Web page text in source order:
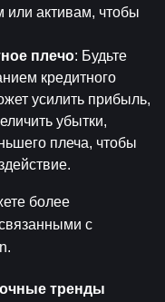
активам, чтобы
плечо: Будьте
кредитного
усилить прибыль,
убытки,
плеча, чтобы
более
с
тренды